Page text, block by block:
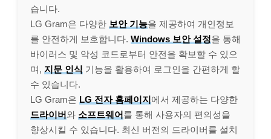
습니다.
LG Gram은 다양한 보안 기능을 제공하여 개인정보
를 안전하게 보호합니다. Windows 보안 설정을 통해
바이러스 및 악성 코드로부터 안전을 확보할 수 있으
며, 지문 인식 기능을 활용하여 로그인을 간편하게 할
수 있습니다.
LG Gram은 LG 전자 홈페이지에서 제공하는 다양한
드라이버와 소프트웨어를 통해 사용자의 편의성을
향상시킬 수 있습니다. 최신 버전의 드라이버를 설치